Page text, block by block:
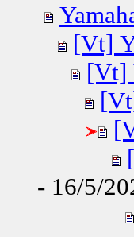
[Vt]
[Vt]
- 16/5/